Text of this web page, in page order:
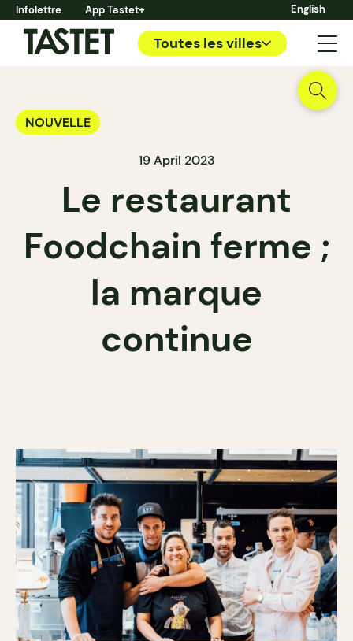
Infolettre App Tastet+ English
Toutes les villes
NOUVELLE
19 April 2023
Le restaurant
Foodchain ferme ;
la marque
continue